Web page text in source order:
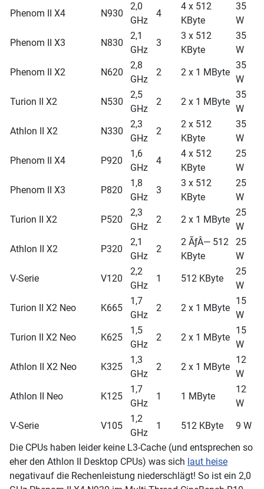
Phenom II X4
N930
2,0
GHz
4
4 x 512
KByte
35
W
Phenom II X3
N830
2,1
GHz
3
3 x 512
KByte
35
W
Phenom II X2
N620
2,8
GHz
2 2 x 1 MByte
35
W
Turion II X2
N530
2,5
GHz
2 2 x 1 MByte
35
W
Athlon II X2
N330
2,3
GHz
2
2 x 512
KByte
35
W
Phenom II X4
P920
1,6
GHz
4
4 x 512
KByte
25
W
Phenom II X3
P820
1,8
GHz
3
3 x 512
KByte
25
W
Turion II X2
P520
2,3
GHz
2 2 x 1 MByte
25
W
Athlon II X2
P320
2,1
GHz
2
2 ÃƒÂ— 512
KByte
25
W
V-Serie
V120
2,2
GHz
1 512 KByte
25
W
Turion II X2 Neo
K665
1,7
GHz
2 2 x 1 MByte
15
W
Turion II X2 Neo
K625
1,5
GHz
2 2 x 1 MByte
15
W
Athlon II X2 Neo
K325
1,3
GHz
2 2 x 1 MByte
12
W
Athlon II Neo
K125
1,7
GHz
1 1 MByte
12
W
V-Serie
V105
1,2
GHz
1 512 KByte
9 W
Die CPUs haben leider keine L3-Cache (und entsprechen so
eher den Athlon II Desktop CPUs) was sich laut heise
negativauf die Rechenleistung niederschlägt! So ist ein 2,0